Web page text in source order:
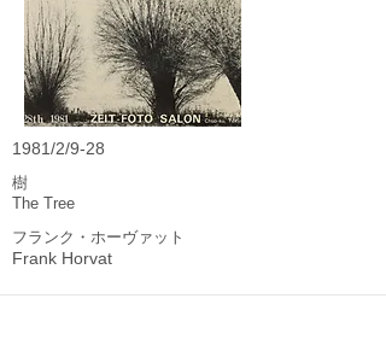
1981/2/9-28
樹
The Tree
フランク・ホーヴァット
Frank Horvat